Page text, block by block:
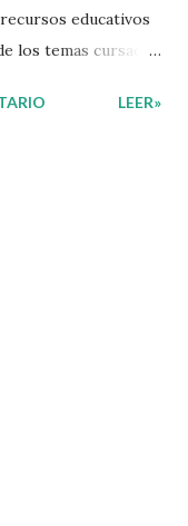
educativos
los temas cursados
que sean de su
LEER»